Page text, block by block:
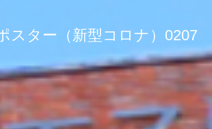
スター（新型コロナ）0207